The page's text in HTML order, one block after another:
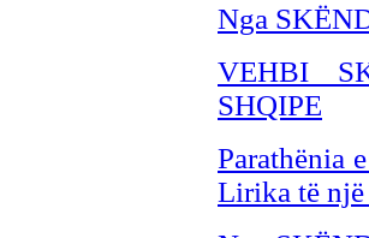
Nga
VEHBI
SHQIPE
Parathënia
Lirika të